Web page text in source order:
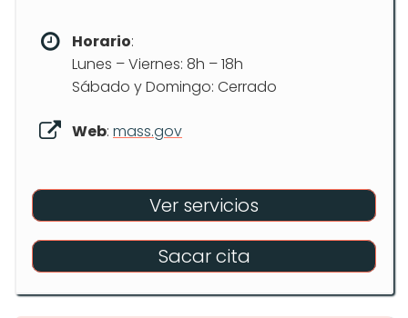
Horario:
Lunes – Viernes: 8h – 18h
Sábado y Domingo: Cerrado
Web: mass.gov
Ver servicios
Sacar cita